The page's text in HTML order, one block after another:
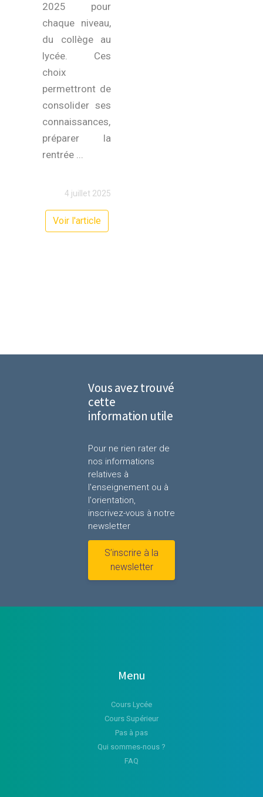
2025 pour
chaque niveau,
du collège au
lycée. Ces
choix
permettront de
consolider ses
connaissances,
préparer la
rentrée ...
4 juillet 2025
Voir l'article
Vous avez trouvé
cette
information utile
Pour ne rien rater de
nos informations
relatives à
l'enseignement ou à
l'orientation,
inscrivez-vous à notre
newsletter
S’inscrire à la
newsletter
Menu
Cours Lycée
Cours Supérieur
Pas à pas
Qui sommes-nous ?
FAQ